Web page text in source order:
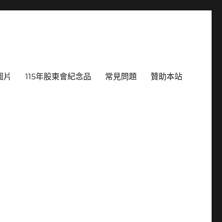
片 115年股東會紀念品 常見問題 贊助本站